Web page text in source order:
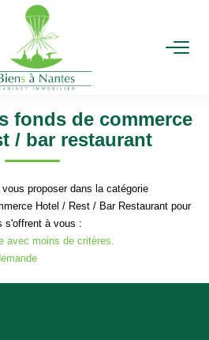
LOUER
VENDUS
de commerce
de recherche
Localisation
Localisation
Surface min
fonds de commerce
/ bar restaurant
proposer dans la catégorie
Hotel / Rest / Bar Restaurant pour
s'offrent à vous :
avec moins de critères.